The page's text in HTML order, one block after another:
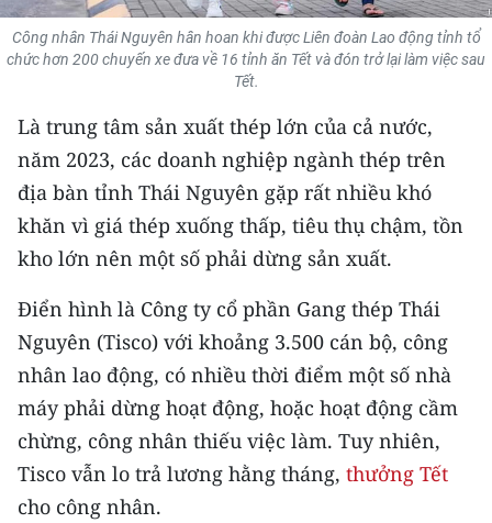
KIỂM CHỨNG THÔNG TIN
54 DÂN TỘC VIỆT NAM
CHƯƠNG TRÌNH OCOP - MỖI XÃ
MỘT SẢN PHẨM
RADIO
MEDIA CENTER
E-Magazine
Video
Media Chính trị
Công nhân Thái Nguyên hân hoan khi được Liên đoàn Lao động tỉnh tổ
chức hơn 200 chuyến xe đưa về 16 tỉnh ăn Tết và đón trở lại làm việc sau
Tết.
Là trung tâm sản xuất thép lớn của cả nước,
năm 2023, các doanh nghiệp ngành thép trên
địa bàn tỉnh Thái Nguyên gặp rất nhiều khó
khăn vì giá thép xuống thấp, tiêu thụ chậm, tồn
kho lớn nên một số phải dừng sản xuất.
Điển hình là Công ty cổ phần Gang thép Thái
Nguyên (Tisco) với khoảng 3.500 cán bộ, công
nhân lao động, có nhiều thời điểm một số nhà
máy phải dừng hoạt động, hoặc hoạt động cầm
chừng, công nhân thiếu việc làm. Tuy nhiên,
Tisco vẫn lo trả lương hằng tháng, thưởng Tết
cho công nhân.